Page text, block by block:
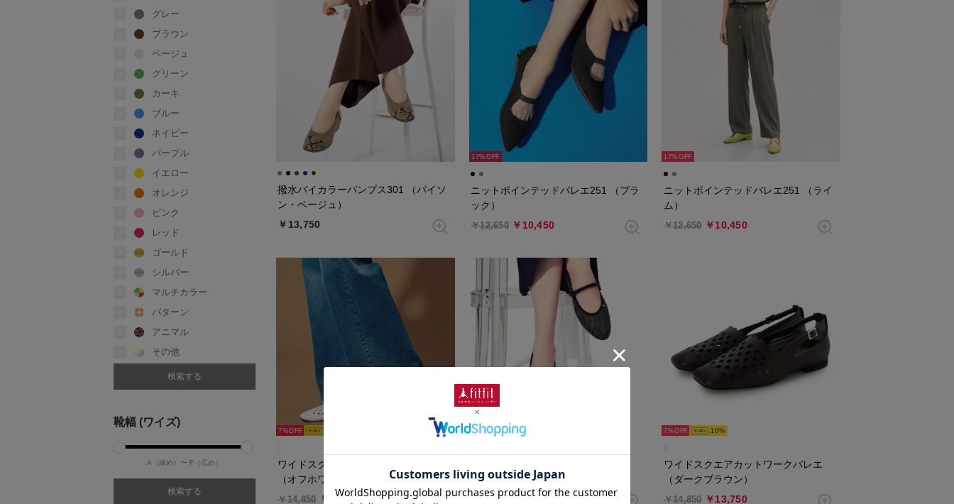
グレー
ブラウン
ベージュ
グリーン
カーキ
ブルー
ネイビー
パープル
イエロー
オレンジ
ピンク
レッド
ゴールド
シルバー
マルチカラー
パターン
アニマル
その他
靴幅 (ワイズ)
A（細め）〜 F（広め）
撥水バイカラーパンプス301 （パイソ
ン・ベージュ）
￥13,750
17%
ニットポインテッドバレエ251 （ブラ
ック）
￥12,650 ￥10,450
17%
ニットポインテッドバレエ251 （ライ
ム）
￥12,650 ￥10,450
7%
ワイドスクエアカットワークバレエ
（オフホワイト）
￥14,850 ￥13,750
8%
fs270 （ブラック）
￥13,750 ￥12,650
7% 10
ワイドスクエアカットワークバレエ
（ダークブラウン）
￥14,850 ￥13,750